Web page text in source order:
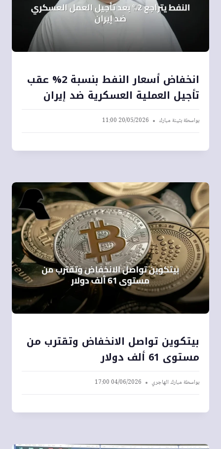
انخفاض أسعار النفط بنسبة 2% عقب
تأجيل العملية العسكرية ضد إيران
بواسطةبثينة مبارك 20/05/2026 11:00
بيتكوين تواصل الانخفاض وتقترب من
مستوى 61 ألف دولار
بواسطةمبارك الهاجري 04/06/2026 17:00